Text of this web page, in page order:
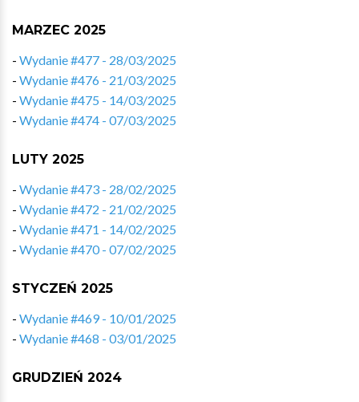
MARZEC 2025
- Wydanie #477 - 28/03/2025
- Wydanie #476 - 21/03/2025
- Wydanie #475 - 14/03/2025
- Wydanie #474 - 07/03/2025
LUTY 2025
- Wydanie #473 - 28/02/2025
- Wydanie #472 - 21/02/2025
- Wydanie #471 - 14/02/2025
- Wydanie #470 - 07/02/2025
STYCZEŃ 2025
- Wydanie #469 - 10/01/2025
- Wydanie #468 - 03/01/2025
GRUDZIEŃ 2024